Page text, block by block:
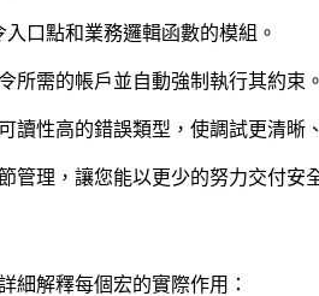
入口點和業務邏輯函數的模組。
所需的帳戶並自動強制執行其約束。
讀性高的錯誤類型，使調試更清晰
管理，讓您能以更少的努力交付安
細解釋每個宏的實際作用：